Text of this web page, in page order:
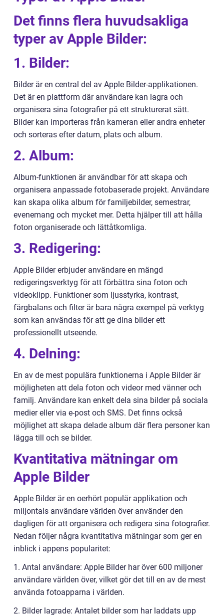
Det finns flera huvudsakliga
typer av Apple Bilder:
1. Bilder:
Bilder är en central del av Apple Bilder-applikationen.
Det är en plattform där användare kan lagra och
organisera sina fotografier på ett strukturerat sätt.
Bilder kan importeras från kameran eller andra enheter
och sorteras efter datum, plats och album.
2. Album:
Album-funktionen är användbar för att skapa och
organisera anpassade fotobaserade projekt. Användare
kan skapa olika album för familjebilder, semestrar,
evenemang och mycket mer. Detta hjälper till att hålla
foton organiserade och lättåtkomliga.
3. Redigering:
Apple Bilder erbjuder användare en mängd
redigeringsverktyg för att förbättra sina foton och
videoklipp. Funktioner som ljusstyrka, kontrast,
färgbalans och filter är bara några exempel på verktyg
som kan användas för att ge dina bilder ett
professionellt utseende.
4. Delning:
En av de mest populära funktionerna i Apple Bilder är
möjligheten att dela foton och videor med vänner och
familj. Användare kan enkelt dela sina bilder på sociala
medier eller via e-post och SMS. Det finns också
möjlighet att skapa delade album där flera personer kan
lägga till och se bilder.
Kvantitativa mätningar om
Apple Bilder
Apple Bilder är en oerhört populär applikation och
miljontals användare världen över använder den
dagligen för att organisera och redigera sina fotografier.
Nedan följer några kvantitativa mätningar som ger en
inblick i appens popularitet:
1. Antal användare: Apple Bilder har över 600 miljoner
användare världen över, vilket gör det till en av de mest
använda fotoapparna i världen.
2. Bilder lagrade: Antalet bilder som har laddats upp